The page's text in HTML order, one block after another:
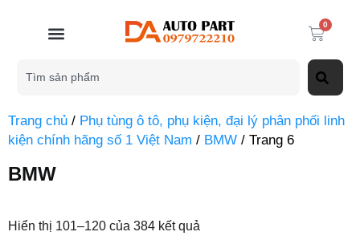
0
Trang chủ / Phụ tùng ô tô, phụ kiện, đại lý phân phối linh
kiện chính hãng số 1 Việt Nam / BMW / Trang 6
BMW
Hiển thị 101–120 của 384 kết quả